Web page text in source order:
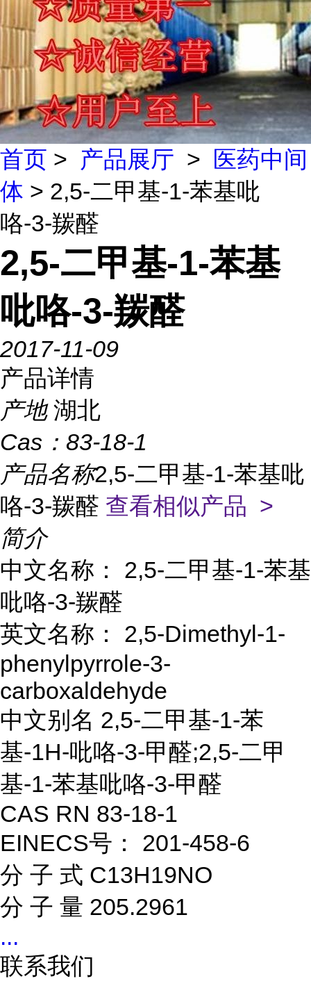
首页 > 产品展厅 >
医药中间
体 > 2,5-二甲基-1-苯基吡
咯-3-羰醛
2,5-二甲基-1-苯基
吡咯-3-羰醛
2017-11-09
产品详情
产地 湖北
Cas： 83-18-1
产品名称2,5-二甲基-1-苯基吡
咯-3-羰醛 查看相似产品 >
简介
中文名称： 2,5-二甲基-1-苯基
吡咯-3-羰醛
英文名称： 2,5-Dimethyl-1-
phenylpyrrole-3-
carboxaldehyde
中文别名 2,5-二甲基-1-苯
基-1H-吡咯-3-甲醛;2,5-二甲
基-1-苯基吡咯-3-甲醛
CAS RN 83-18-1
EINECS号： 201-458-6
分 子 式 C13H19NO
分 子 量 205.2961
...
联系我们